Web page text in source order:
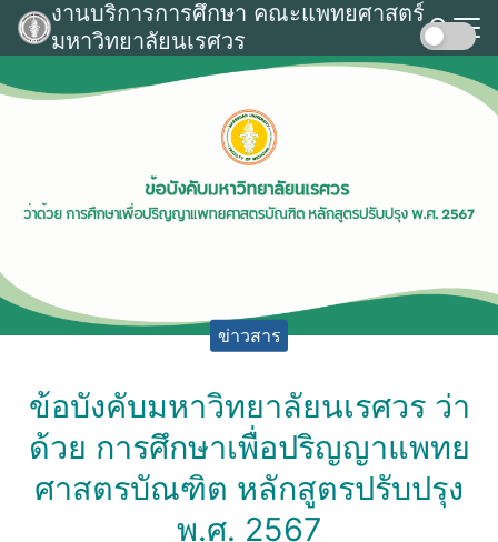
Skip
งานบริการการศึกษา คณะแพทยศาสตร์
มหาวิทยาลัยนเรศวร
for:
ข่าวสาร
ข้อบังคับมหาวิทยาลัยนเรศวร ว่า
ด้วย การศึกษาเพื่อปริญญาแพทย
ศาสตรบัณฑิต หลักสูตรปรับปรุง
พ.ศ. 2567